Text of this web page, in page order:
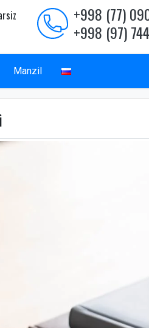
+998 (77)
+998 (97)
Manzil